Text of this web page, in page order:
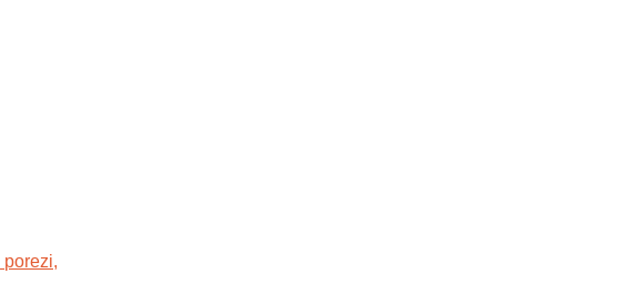
porezi,